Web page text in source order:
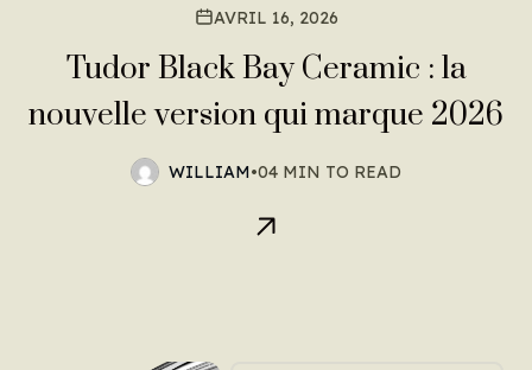
AVRIL 16, 2026
Tudor Black Bay Ceramic : la
nouvelle version qui marque 2026
WILLIAM•04 MIN TO READ